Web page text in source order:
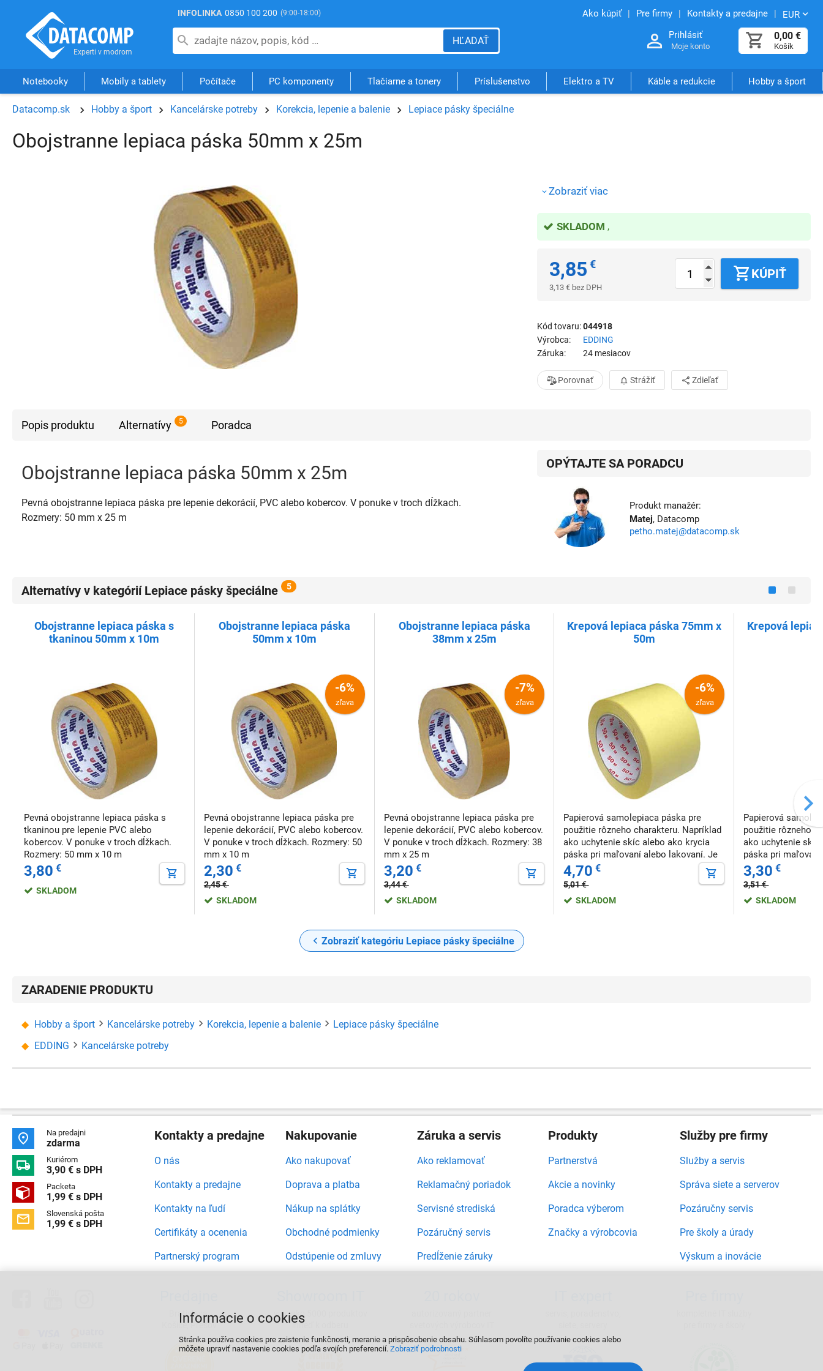
INFOLINKA 0850 100 200 (9:00-18:00) Ako kúpiť Pre firmy Kontakty a predajne EUR
0,00 €
Košík
Prihlásiť
Moje konto
HĽADAŤ
Notebooky Mobily a tablety Počítače PC komponenty Tlačiarne a tonery Príslušenstvo Elektro a TV Káble a redukcie Hobby a šport
Datacomp.sk Hobby a šport Kancelárske potreby Korekcia, lepenie a balenie Lepiace pásky špeciálne
Obojstranne lepiaca páska 50mm x 25m
Zobraziť viac
SKLADOM
3,85 €
3,13 € bez DPH
KÚPIŤ
Kód tovaru 044918
Výrobca
EDDING
Záruka
24 mesiacov
Porovnať Strážiť Zdieľať
Popis produktu Alternatívy 5 Poradca
Obojstranne lepiaca páska 50mm x 25m
Pevná obojstranne lepiaca páska pre lepenie dekorácií, PVC alebo kobercov. V ponuke v troch dĺžkach.
Rozmery: 50 mm x 25 m
OPÝTAJTE SA PORADCU
Produkt manažér:
Matej, Datacomp
petho.matej@datacomp.sk
Alternatívy v kategórií Lepiace pásky špeciálne 5
Obojstranne lepiaca páska s
tkaninou 50mm x 10m
Pevná obojstranne lepiaca páska s
tkaninou pre lepenie PVC alebo
kobercov. V ponuke v troch dĺžkach.
Rozmery: 50 mm x 10 m
3,80 €
SKLADOM
Obojstranne lepiaca páska
50mm x 10m
-6%
zľava
Pevná obojstranne lepiaca páska pre
lepenie dekorácií, PVC alebo kobercov.
V ponuke v troch dĺžkach. Rozmery: 50
mm x 10 m
2,30 €
2,45€
SKLADOM
Obojstranne lepiaca páska
38mm x 25m
-7%
zľava
Pevná obojstranne lepiaca páska pre
lepenie dekorácií, PVC alebo kobercov.
V ponuke v troch dĺžkach. Rozmery: 38
mm x 25 m
3,20 €
3,44€
SKLADOM
Krepová lepiaca páska 75mm x
50m
-6%
zľava
Papierová samolepiaca páska pre
použitie rôzneho charakteru. Napríklad
ako uchytenie skíc alebo ako krycia
páska pri maľovaní alebo lakovaní. Je
odolná voči pôsobeniu vlhkosti, veľmi
jednoducho sa strháva a po odlepení
nezanecháva stopy po lepidle. Rozme
4,70 €
5,01€
SKLADOM
Krepová
Papierová
použitie rôzneho
ako uchytenie
páska pri
odolná voči
jednoducho sa
nezanecháva
3,30 €
3,51€
SKLADOM
Zobraziť kategóriu Lepiace pásky špeciálne
ZARADENIE PRODUKTU
Hobby a šport Kancelárske potreby Korekcia, lepenie a balenie
Lepiace pásky špeciálne
EDDING
Kancelárske potreby
 Na predajni
zdarma
 Kuriérom
3,90 € s DPH
 Packeta
1,99 € s DPH
 Slovenská pošta
1,99 € s DPH
Kontakty a predajne
O nás
Kontakty a predajne
Kontakty na ľudí
Certifikáty a ocenenia
Partnerský program
Nakupovanie
Ako nakupovať
Doprava a platba
Nákup na splátky
Obchodné podmienky
Odstúpenie od zmluvy
Záruka a servis
Ako reklamovať
Reklamačný poriadok
Servisné strediská
Pozáručný servis
Predĺženie záruky
Produkty
Partnerstvá
Akcie a novinky
Poradca výberom
Značky a výrobcovia
Služby pre firmy
Služby a servis
Správa siete a serverov
Pozáručny servis
Pre školy a úrady
Výskum a inovácie
Bratislava,
Košice, Prešov
viac ako 5000 produktov
ihneď k odberu
Informácie o cookies
Stránka používa cookies pre zaistenie funkčnosti, meranie a prispôsobenie obsahu. Súhlasom povolíte používanie cookies alebo
môžete upraviť nastavenie cookies podľa svojích preferencií. Zobraziť podrobnosti